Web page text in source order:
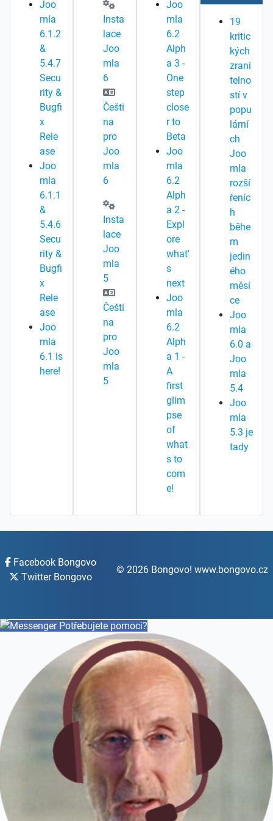
Joo
mla
6.1.2
&
5.4.7
Secu
rity &
Bugfi
x
Rele
ase
Joo
mla
6.1.1
&
5.4.6
Secu
rity &
Bugfi
x
Rele
ase
Joo
mla
6.1 is
here!
Insta
lace
Joo
mla
6
Češti
na
pro
Joo
mla
6
Insta
lace
Joo
mla
5
Češti
na
pro
Joo
mla
5
Joo
mla
6.2
Alph
a 3 -
One
step
close
r to
Beta
Joo
mla
6.2
Alph
a 2 -
Expl
ore
what'
s
next
Joo
mla
6.2
Alph
a 1 -
A
first
glim
pse
of
what
s to
com
e!
19
kritic
kých
zrani
telno
stí v
popu
lární
ch
Joo
mla
rozší
řeníc
h
běhe
m
jedin
ého
měsí
ce
Joo
mla
6.0 a
Joo
mla
5.4
Joo
mla
5.3 je
tady
Facebook Bongovo
Twitter Bongovo
© 2026 Bongovo! www.bongovo.cz
Potřebujete pomoci?